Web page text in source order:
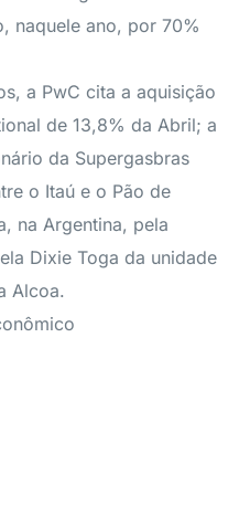
naquele ano, por 70%
a PwC cita a aquisição
de 13,8% da Abril; a
da Supergasbras
o Itaú e o Pão de
na Argentina, pela
Dixie Toga da unidade
Alcoa.